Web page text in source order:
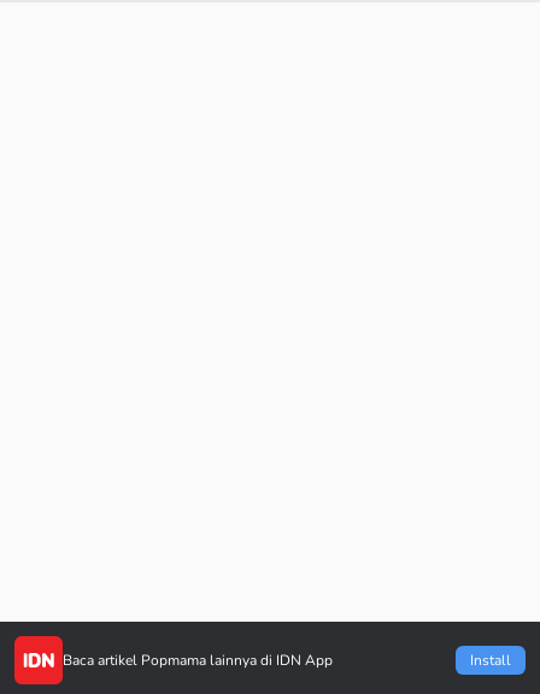
Baca artikel Popmama lainnya di IDN App Install